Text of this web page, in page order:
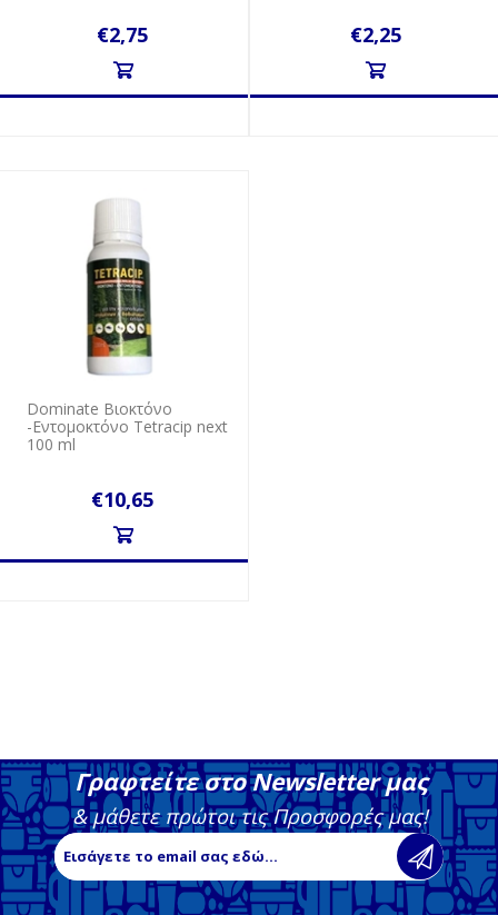
€2,75 €2,25
Dominate Βιοκτόνο
-Εντομοκτόνο Tetracip next
100 ml
€10,65
Γραφτείτε στο Newsletter μας
& μάθετε πρώτοι τις Προσφορές μας!